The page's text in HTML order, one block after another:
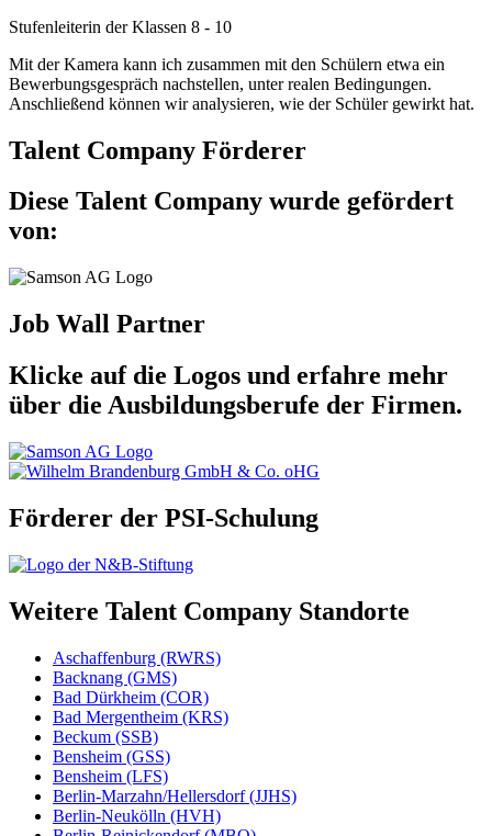
Stufenleiterin der Klassen 8 - 10
Mit der Kamera kann ich zusammen mit den Schülern etwa ein
Bewerbungsgespräch nachstellen, unter realen Bedingungen.
Anschließend können wir analysieren, wie der Schüler gewirkt hat.
Talent Company Förderer
Diese Talent Company wurde gefördert
von:
Job Wall Partner
Klicke auf die Logos und erfahre mehr
über die Ausbildungsberufe der Firmen.
Förderer der PSI-Schulung
Weitere Talent Company Standorte
Aschaffenburg (RWRS)
Backnang (GMS)
Bad Dürkheim (COR)
Bad Mergentheim (KRS)
Beckum (SSB)
Bensheim (GSS)
Bensheim (LFS)
Berlin-Marzahn/Hellersdorf (JJHS)
Berlin-Neukölln (HVH)